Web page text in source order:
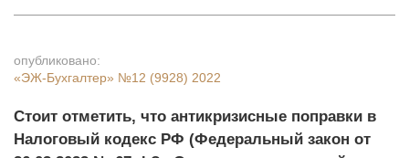
опубликовано:
«ЭЖ-Бухгалтер» №12 (9928) 2022
Стоит отметить, что антикризисные поправки в
Налоговый кодекс РФ (Федеральный закон от